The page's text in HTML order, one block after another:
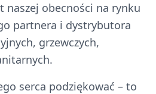
naszej obecności na rynku
partnera i dystrybutora
grzewczych,
serca podziękować – to